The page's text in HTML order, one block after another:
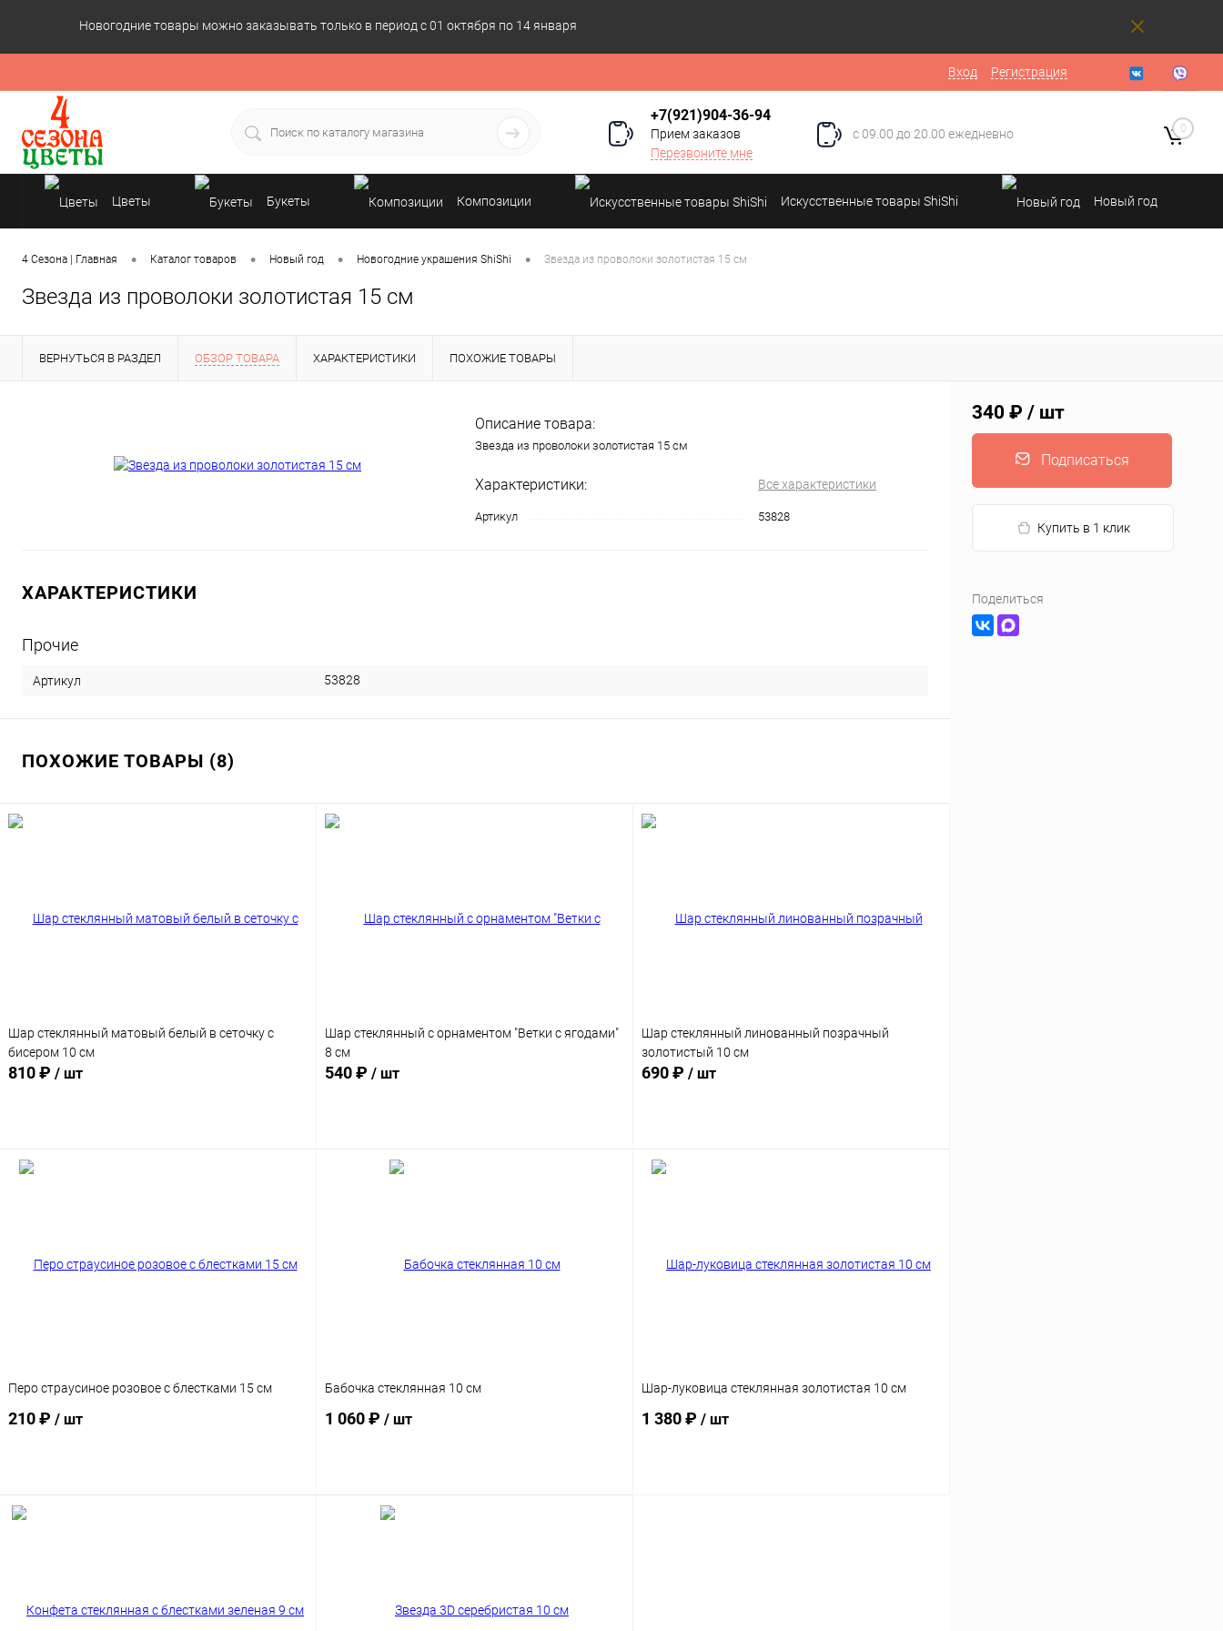
Новогодние товары можно заказывать только в период с 01 октября по 14 января
Вход Регистрация
+7(921)904-36-94
Прием заказов
Перезвоните мне
с 09.00 до 20.00 ежедневно 0
Цветы Букеты Композиции Искусственные товары ShiShi Новый год
Подарки
4 Сезона | Главная • Каталог товаров • Новый год • Новогодние украшения ShiShi • Звезда из проволоки золотистая 15 см
Звезда из проволоки золотистая 15 см
ВЕРНУТЬСЯ В РАЗДЕЛ ОБЗОР ТОВАРА ХАРАКТЕРИСТИКИ ПОХОЖИЕ ТОВАРЫ
Описание товара:
Звезда из проволоки золотистая 15 см
Характеристики: Все характеристики
Артикул 53828
ХАРАКТЕРИСТИКИ
Прочие
Артикул 53828
ПОХОЖИЕ ТОВАРЫ (8)
Шар стеклянный матовый белый в сеточку с
бисером 10 см
810 ₽ / шт
Подписаться
Шар стеклянный с орнаментом "Ветки с ягодами"
8 см
540 ₽ / шт
Подписаться
Шар стеклянный линованный позрачный
золотистый 10 см
690 ₽ / шт
Подписаться
Перо страусиное розовое с блестками 15 см
210 ₽ / шт
Подписаться
Бабочка стеклянная 10 см
1 060 ₽ / шт
Подписаться
Шар-луковица стеклянная золотистая 10 см
1 380 ₽ / шт
340 ₽ / шт
Подписаться
Купить в 1 клик
Поделиться